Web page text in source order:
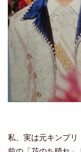
私、実は元キンプ